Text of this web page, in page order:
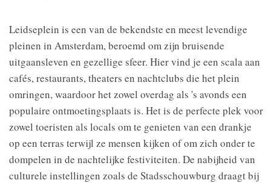
Leidseplein is een van de bekendste en meest levendige
pleinen in Amsterdam, beroemd om zijn bruisende
uitgaansleven en gezellige sfeer. Hier vind je een scala aan
cafés, restaurants, theaters en nachtclubs die het plein
omringen, waardoor het zowel overdag als 's avonds een
populaire ontmoetingsplaats is. Het is de perfecte plek voor
zowel toeristen als locals om te genieten van een drankje
op een terras terwijl ze mensen kijken of om zich onder te
dompelen in de nachtelijke festiviteiten. De nabijheid van
culturele instellingen zoals de Stadsschouwburg draagt bij